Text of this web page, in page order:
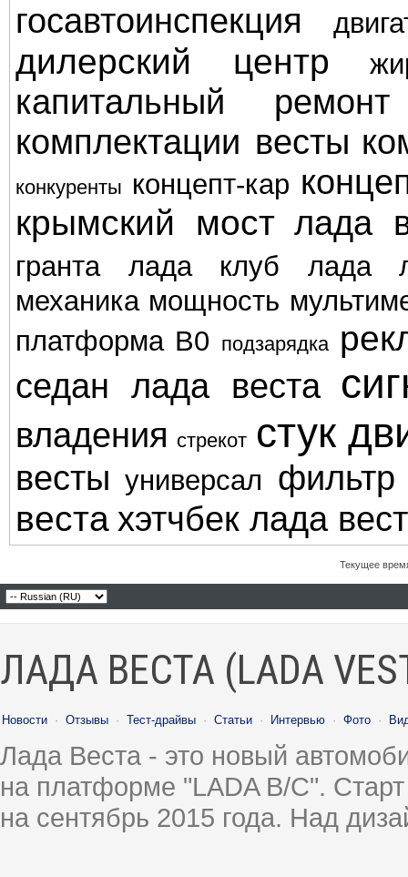
госавтоинспекция
дилерский центр
капитальный ремонт
комплектации весты
конкуренты концепт-кар
крымский мост лада
гранта лада клуб
лада
механика мощность
платформа В0
подзарядка
седан лада веста
владения стрекот стук
весты универсал
веста хэтчбек лада
Текущее
ЛАДА ВЕСТА (LADA
Новости · Отзывы · Тест-драйвы · Статьи · Интервью · Фото ·
Лада Веста - это новый
на платформе "LADA B/C".
на сентябрь 2015 года. Над